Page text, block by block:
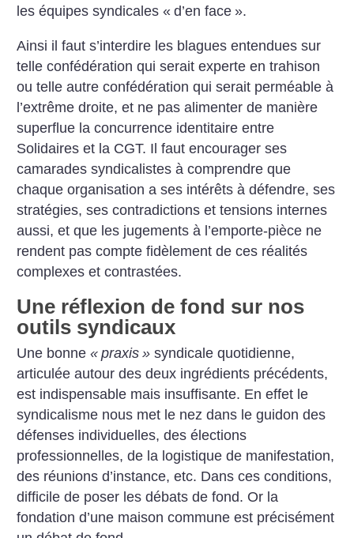
les équipes syndicales « d’en face ».
Ainsi il faut s’interdire les blagues entendues sur
telle confédération qui serait experte en trahison
ou telle autre confédération qui serait perméable à
l’extrême droite, et ne pas alimenter de manière
superflue la concurrence identitaire entre
Solidaires et la CGT. Il faut encourager ses
camarades syndicalistes à comprendre que
chaque organisation a ses intérêts à défendre, ses
stratégies, ses contradictions et tensions internes
aussi, et que les jugements à l’emporte-pièce ne
rendent pas compte fidèlement de ces réalités
complexes et contrastées.
Une réflexion de fond sur nos
outils syndicaux
Une bonne« praxis » syndicale quotidienne,
articulée autour des deux ingrédients précédents,
est indispensable mais insuffisante. En effet le
syndicalisme nous met le nez dans le guidon des
défenses individuelles, des élections
professionnelles, de la logistique de manifestation,
des réunions d’instance, etc. Dans ces conditions,
difficile de poser les débats de fond. Or la
fondation d’une maison commune est précisément